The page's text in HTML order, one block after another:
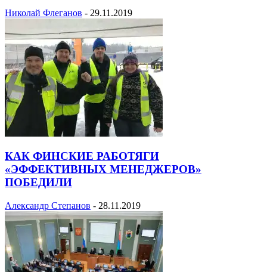
Николай Флеганов - 29.11.2019
КАК ФИНСКИЕ РАБОТЯГИ
«ЭФФЕКТИВНЫХ МЕНЕДЖЕРОВ»
ПОБЕДИЛИ
Александр Степанов - 28.11.2019